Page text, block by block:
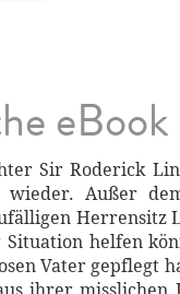
eBook
Sir Roderick
Außer
Herrensitz
helfen
Vater gepflegt